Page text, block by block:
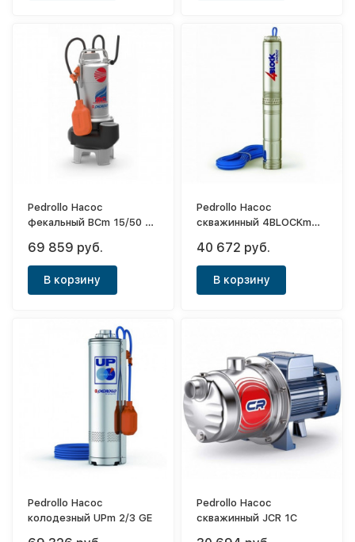
Pedrollo Насос
фекальный BCm 15/50 -N
69 859 руб.
В корзину
Pedrollo Насос
скважинный 4BLOCKm
40 672 руб.
В корзину
Pedrollo Насос
колодезный UPm 2/3 GE
Pedrollo Насос
скважинный JCR 1C